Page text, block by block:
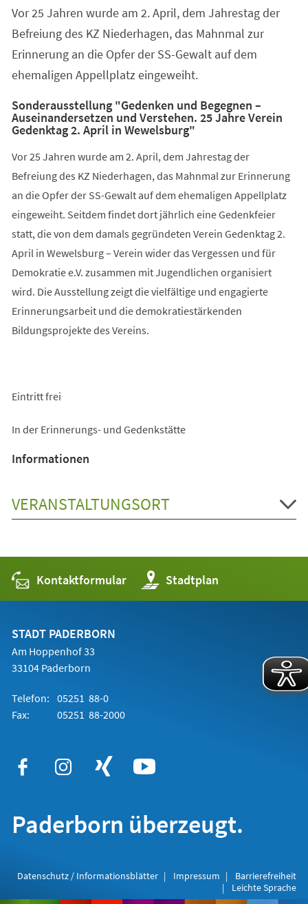
Vor 25 Jahren wurde am 2. April, dem Jahrestag der
Befreiung des KZ Niederhagen, das Mahnmal zur
Erinnerung an die Opfer der SS-Gewalt auf dem
ehemaligen Appellplatz eingeweiht.
Sonderausstellung "Gedenken und Begegnen –
Auseinandersetzen und Verstehen. 25 Jahre Verein
Gedenktag 2. April in Wewelsburg"
Vor 25 Jahren wurde am 2. April, dem Jahrestag der
Befreiung des KZ Niederhagen, das Mahnmal zur Erinnerung
an die Opfer der SS-Gewalt auf dem ehemaligen Appellplatz
eingeweiht. Seitdem findet dort jährlich eine Gedenkfeier
statt, die von dem damals gegründeten Verein Gedenktag 2.
April in Wewelsburg – Verein wider das Vergessen und für
Demokratie e.V. zusammen mit Jugendlichen organisiert
wird. Die Ausstellung zeigt die vielfältige und engagierte
Erinnerungsarbeit und die demokratiestärkenden
Bildungsprojekte des Vereins.
Eintritt frei
In der Erinnerungs- und Gedenkstätte
Informationen
VERANSTALTUNGSORT
Kontaktformular Stadtplan
(Öffnet
in
einem
STADT PADERBORN
Am Hoppenhof 33
33104 Paderborn
Telefon: 05251 88-0
Fax:
05251 88-2000
Paderborn überzeugt.
Datenschutz / Informationsblätter Impressum
Barrierefreiheit
Leichte Sprache